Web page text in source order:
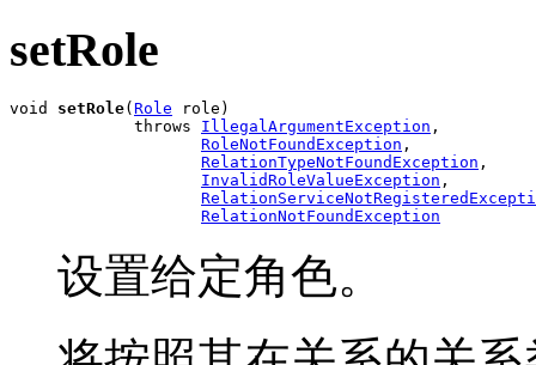
setRole
void setRole( Role role)
             throws
IllegalArgumentException ,
RoleNotFoundException ,
RelationTypeNotFoundException ,
InvalidRoleValueException ,
RelationNotFoundException
设置给定角色。